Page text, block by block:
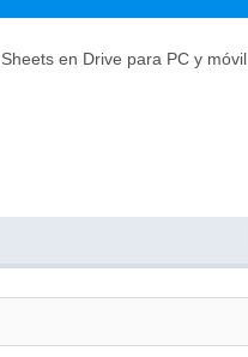
en Drive para PC y móvil